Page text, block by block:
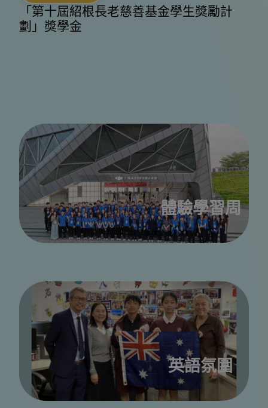
「第十屆紹根長老慈善基金學生獎勵計
劃」獎學金
體驗學習周
英語氛圍